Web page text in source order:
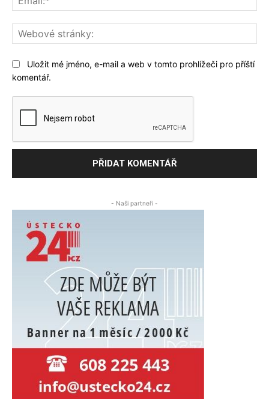
Uložit mé jméno, e-mail a web v tomto prohlížeči pro příští
komentář.
- Naši partneři -